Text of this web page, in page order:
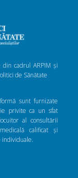
cadrul ARPIM și
de Sănătate
sunt furnizate
privite ca un sfat
al consultării
calificat și
individuale.